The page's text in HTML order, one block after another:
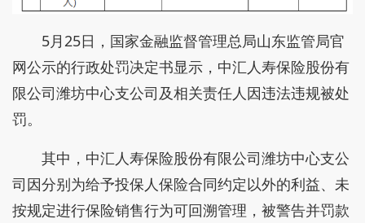
5月25日，国家金融监督管理总局山东监管局官
网公示的行政处罚决定书显示，中汇人寿保险股份有
限公司潍坊中心支公司及相关责任人因违法违规被处
罚。
其中，中汇人寿保险股份有限公司潍坊中心支公
司因分别为给予投保人保险合同约定以外的利益、未
按规定进行保险销售行为可回溯管理，被警告并罚款